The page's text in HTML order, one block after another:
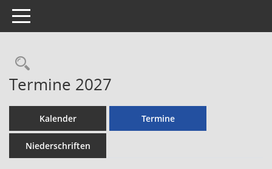
Toggle navigation
Rechercheauswahl
Termine 2027
Kalender Termine
Niederschriften